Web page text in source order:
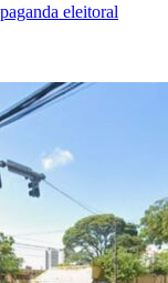
eleitoral